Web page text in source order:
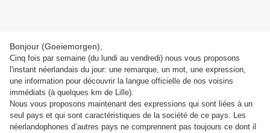
Bonjour (Goeiemorgen),
Cinq fois par semaine (du lundi au vendredi) nous vous proposons
l'instant néerlandais du jour: une remarque, un mot, une expression,
une information pour découvrir la langue officielle de nos voisins
immédiats (à quelques km de Lille).
Nous vous proposons maintenant des expressions qui sont liées à un
seul pays et qui sont caractéristiques de la société de ce pays. Les
néerlandophones d’autres pays ne comprennent pas toujours ce dont il